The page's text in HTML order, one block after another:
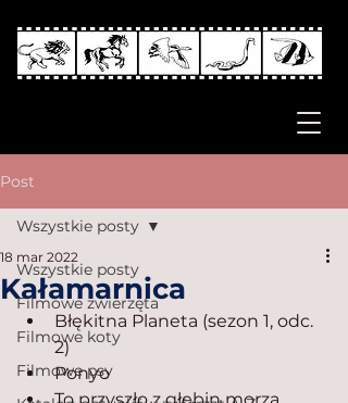
Post
Wszystkie posty
Filmowe zwierzęta
Filmowe koty
Filmowe psy
Wszystkie posty
Kałamarnica
18 mar 2022
Błękitna Planeta (sezon 1, odc.
2)
Ponyo